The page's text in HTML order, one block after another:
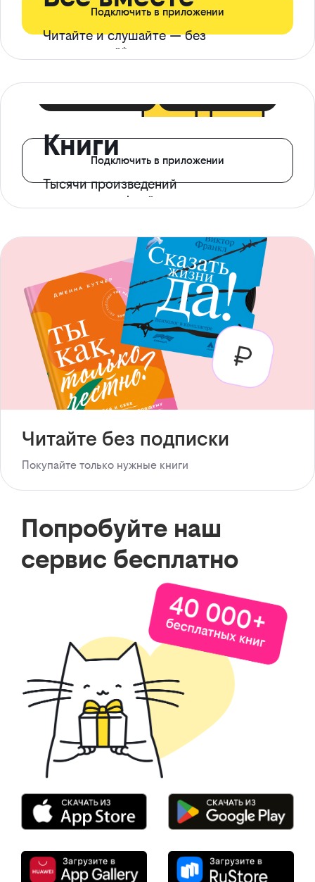
Читайте и слушайте — без
ограничений*
Подключить в приложении
Книги
Тысячи произведений
с доступом офлайн
Подключить в приложении
Читайте без подписки
Покупайте только нужные книги
Попробуйте наш
сервис бесплатно